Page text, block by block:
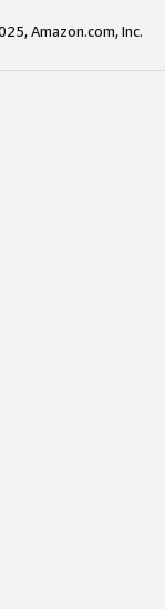
Amazon.com, Inc.